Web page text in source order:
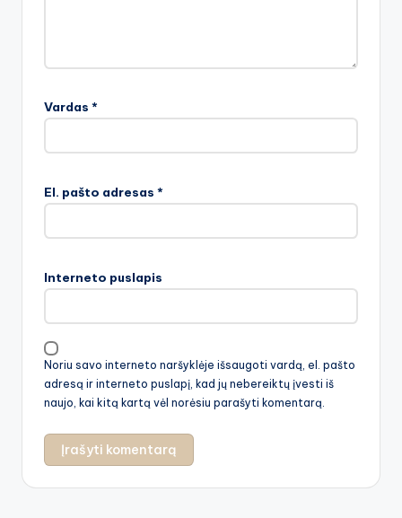
Vardas *
El. pašto adresas *
Interneto puslapis
Noriu savo interneto naršyklėje išsaugoti vardą, el. pašto
adresą ir interneto puslapį, kad jų nebereiktų įvesti iš
naujo, kai kitą kartą vėl norėsiu parašyti komentarą.